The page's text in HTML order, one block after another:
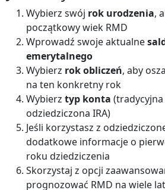
Wybierz swój rok urodzenia,
początkowy wiek RMD
Wprowadź swoje aktualne
emerytalnego
Wybierz rok obliczeń, aby
na ten konkretny rok
Wybierz typ konta (tradycyjna
odziedziczona IRA)
Jeśli korzystasz z
dodatkowe informacje o
roku dziedziczenia
Skorzystaj z opcji
prognozować RMD na wiele